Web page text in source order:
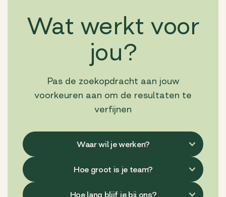
Wat werkt voor
jou?
Pas de zoekopdracht aan jouw
voorkeuren aan om de resultaten te
verfijnen